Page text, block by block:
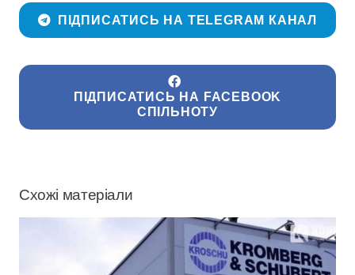
ПІДПИСАТИСЬ НА TELEGRAM КАНАЛ
ПІДПИСАТИСЬ НА FACEBOOK
СПІЛЬНОТУ
Схожі матеріали